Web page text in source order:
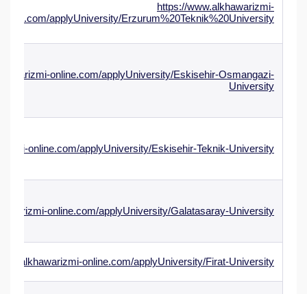
https://www.alkhawarizmi-
applyUniversity/Erzurum%20Teknik%20University
online.com/applyUniversity/Eskisehir-Osmangazi-
University
online.com/applyUniversity/Eskisehir-Teknik-University
online.com/applyUniversity/Galatasaray-University
online.com/applyUniversity/Firat-University